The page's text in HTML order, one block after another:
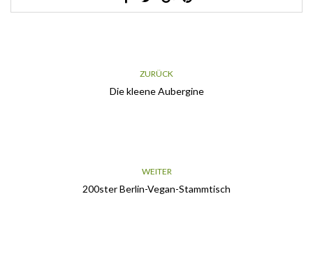
ZURÜCK
Die kleene Aubergine
WEITER
200ster Berlin-Vegan-Stammtisch